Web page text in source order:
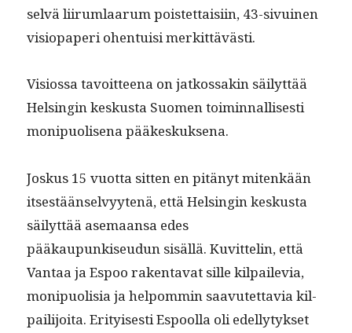
selvä liirum­laarum pois­tet­taisi­in, 43-sivuinen
visiopa­peri ohen­tu­isi merkittävästi.
Visios­sa tavoit­teena on jatkos­sakin säi­lyt­tää
Helsin­gin keskus­ta Suomen toimin­nal­lis­es­ti
monipuolise­na pääkeskuksena.
Joskus 15 vuot­ta sit­ten en pitänyt mitenkään
itses­tään­selvyytenä, että Helsin­gin keskus­ta
säi­lyt­tää ase­maansa edes
pääkaupunkiseudun sisäl­lä. Kuvit­telin, että
Van­taa ja Espoo rak­en­ta­vat sille kil­paile­via,
monipuolisia ja helpom­min saavutet­tavia kil­
pail­i­joi­ta. Eri­tyis­es­ti Espool­la oli edel­ly­tyk­set